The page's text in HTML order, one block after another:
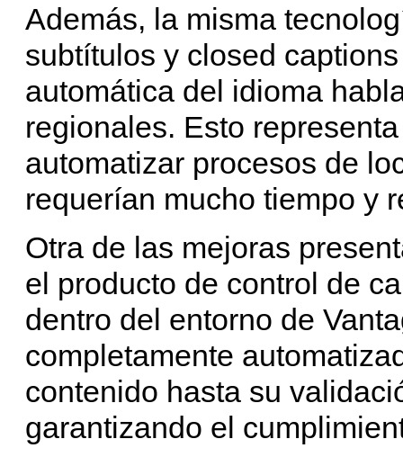
Además, la misma
subtítulos y closed
automática del idioma
regionales. Esto
automatizar procesos de
requerían mucho tiempo y
Otra de las mejoras
el producto de control de
dentro del entorno de
completamente
contenido hasta su
garantizando el